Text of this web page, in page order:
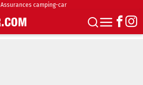
Assurances camping-car